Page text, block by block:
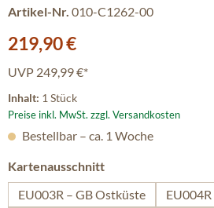
Artikel-Nr. 010-C1262-00
Verkaufspreis:
219,90 €
UVP 249,99 €*
Inhalt: 1 Stück
Preise inkl. MwSt. zzgl. Versandkosten
Bestellbar – ca. 1 Woche
Kartenausschnittauswählen
EU003R – GB Ostküste
EU004R